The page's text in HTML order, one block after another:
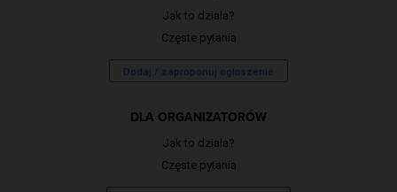
Jak to działa?
Częste pytania
Dodaj / zaproponuj ogłoszenie
DLA ORGANIZATORÓW
Jak to działa?
Częste pytania